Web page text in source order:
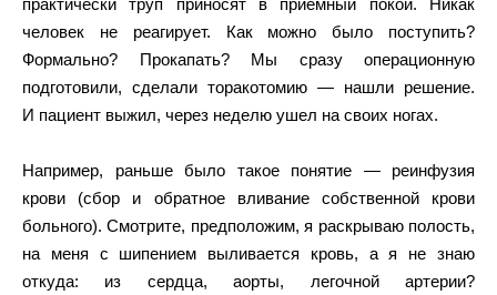
практически труп приносят в приемный покой. Никак
человек не реагирует. Как можно было поступить?
Формально? Прокапать? Мы сразу операционную
подготовили, сделали торакотомию — нашли решение.
И пациент выжил, через неделю ушел на своих ногах.
Например, раньше было такое понятие — реинфузия
крови (сбор и обратное вливание собственной крови
больного). Смотрите, предположим, я раскрываю полость,
на меня с шипением выливается кровь, а я не знаю
откуда: из сердца, аорты, легочной артерии?